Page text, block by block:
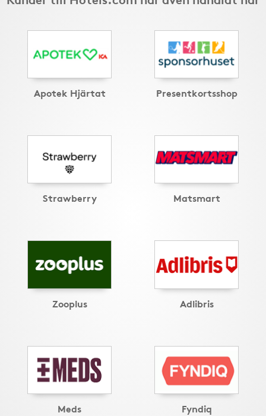
Apotek Hjärtat Presentkortsshop
Strawberry Matsmart
Zooplus Adlibris
Meds Fyndiq